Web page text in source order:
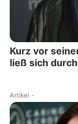
Kurz vor
ließ sich
Artikel -